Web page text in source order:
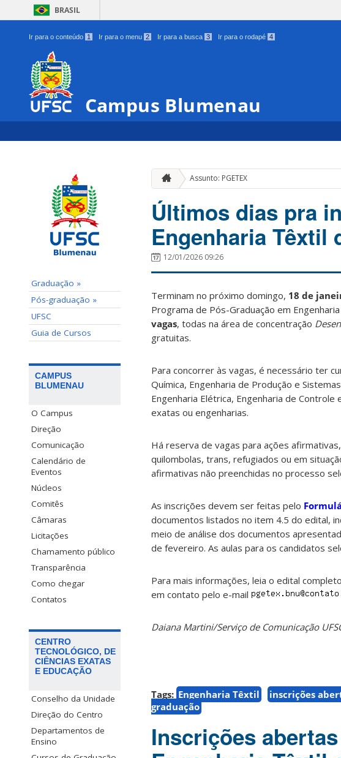
BRASIL
Ir para o conteúdo 1 Ir para o menu 2 Ir para a busca 3 Ir para o rodapé 4
Campus Blumenau
Graduação »
Pós-graduação »
UFSC
Guia de Cursos
CAMPUS
BLUMENAU
O Campus
Direção
Comunicação
Calendário de
Eventos
Núcleos
Comitês
Câmaras
Licitações
Chamamento público
Transparência
Como chegar
Contatos
CENTRO
TECNOLÓGICO, DE
CIÊNCIAS EXATAS
E EDUCAÇÃO
Conselho da Unidade
Direção do Centro
Departamentos de
Ensino
Assunto: PGETEX
Últimos dias pra
Engenharia Têxtil
12/01/2026 09:26
Terminam no próximo domingo, 18 de
Programa de Pós-Graduação em
vagas, todas na área de concentração
gratuitas.
Para concorrer às vagas, é necessário ter
Química, Engenharia de Produção e
Engenharia Elétrica, Engenharia de
exatas ou engenharias.
Há reserva de vagas para ações
quilombolas, trans, refugiados ou em
afirmativas não preenchidas no processo
As inscrições devem ser feitas pelo
documentos listados no item 4.5 do edital,
meio de análise dos documentos
de fevereiro. As aulas para os candidatos
Para mais informações, leia o edital
em contato pelo e-mail
Daiana Martini/Serviço de Comunicação
Tags: Engenharia Têxtil inscrições
graduação
Inscrições